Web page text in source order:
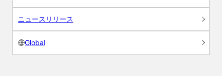
ニュースリリース
Global